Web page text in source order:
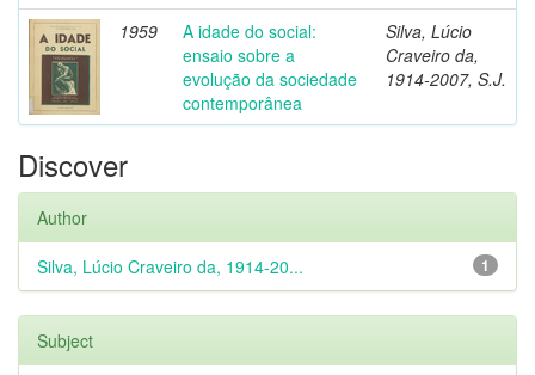
1959
A idade do social:
ensaio sobre a
evolução da sociedade
contemporânea
Silva, Lúcio
Craveiro da,
1914-2007, S.J.
Discover
Author
1
Silva, Lúcio Craveiro da, 1914-20...
Subject